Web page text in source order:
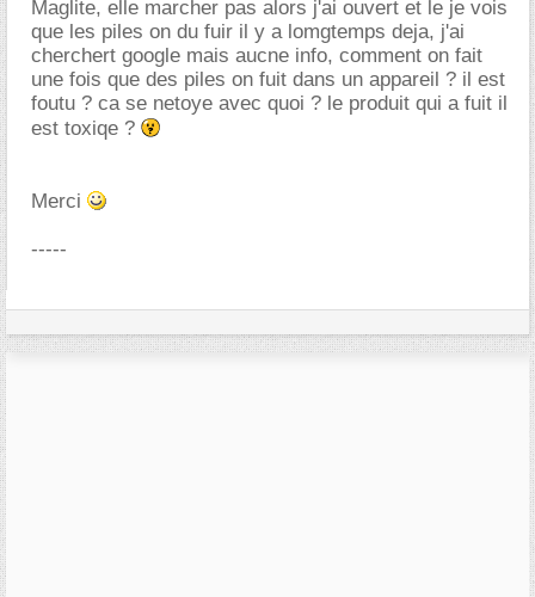
Maglite, elle marcher pas alors j'ai ouvert et le je vois
que les piles on du fuir il y a lomgtemps deja, j'ai
cherchert google mais aucne info, comment on fait
une fois que des piles on fuit dans un appareil ? il est
foutu ? ca se netoye avec quoi ? le produit qui a fuit il
est toxiqe ?
Merci
-----